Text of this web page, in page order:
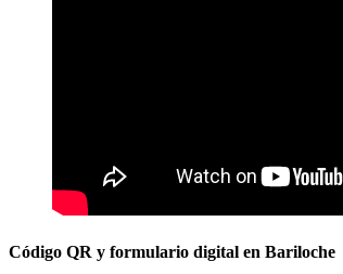
Código QR y formulario digital en Bariloche